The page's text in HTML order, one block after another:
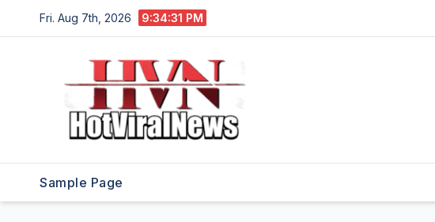
to
Fri. Aug 7th, 2026 9:34:32 PM
Sample Page